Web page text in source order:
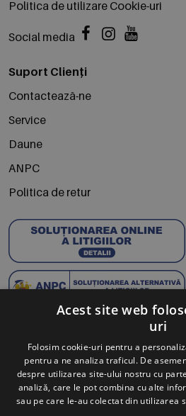
Politica de utilizare Cookie-uri
Social media
Suport Clienți
Contactează-ne
Service
Daune
ANPC
Politica de retur
Abonează-te la Newsletter
Te anunțăm când avem oferte
tale preferate.
Acest site web
uri
Folosim cookie-uri pentru a
pentru a ne analiza traficul. De
despre utilizarea site-ului nostru cu
analiză, care le pot combina cu alte
sau pe care le-au colectat din utilizarea